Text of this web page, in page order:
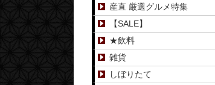
産直 厳選グルメ特集
【SALE】
★飲料
雑貨
しぼりたて